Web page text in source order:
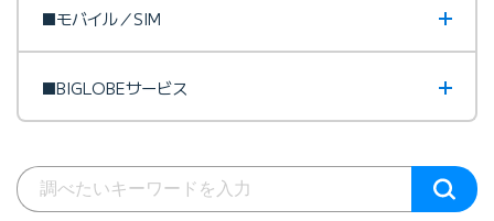
■モバイル／SIM
■BIGLOBEサービス